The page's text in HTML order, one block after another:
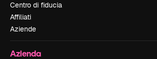
Centro di fiducia
Affiliati
Aziende
Azienda